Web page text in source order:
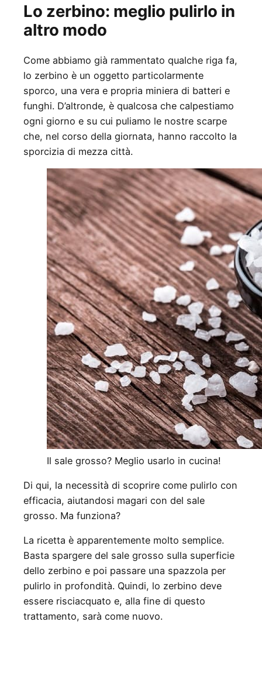
Lo zerbino: meglio pulirlo in
altro modo
Come abbiamo già rammentato qualche riga fa,
lo zerbino è un oggetto particolarmente
sporco, una vera e propria miniera di batteri e
funghi. D’altronde, è qualcosa che calpestiamo
ogni giorno e su cui puliamo le nostre scarpe
che, nel corso della giornata, hanno raccolto la
sporcizia di mezza città.
Il sale grosso? Meglio usarlo in cucina!
Di qui, la necessità di scoprire come pulirlo con
efficacia, aiutandosi magari con del sale
grosso. Ma funziona?
La ricetta è apparentemente molto semplice.
Basta spargere del sale grosso sulla superficie
dello zerbino e poi passare una spazzola per
pulirlo in profondità. Quindi, lo zerbino deve
essere risciacquato e, alla fine di questo
trattamento, sarà come nuovo.